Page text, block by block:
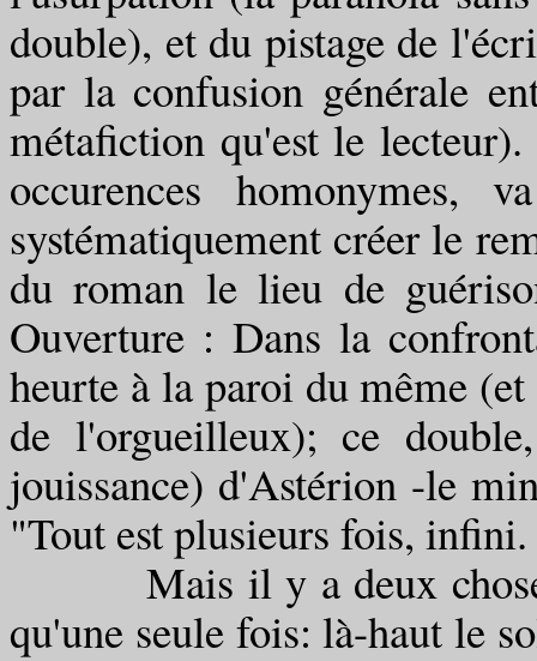
double), et du pistage de
par la confusion générale
métafiction qu'est le
occurences
systématiquement créer le
du roman le lieu de
Ouverture : Dans la
heurte à la paroi du même
de l'orgueilleux); ce
jouissance) d'Astérion -le
"Tout est plusieurs fois, infini.
Mais il y a deux choses
qu'une seule fois: là-haut le